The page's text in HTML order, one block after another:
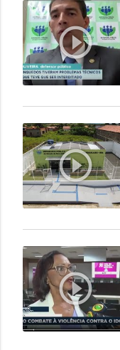
play_circle_outline
play_circle_outline
play_circle_outline